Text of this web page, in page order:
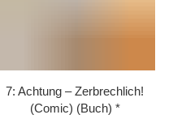
7: Achtung – Zerbrechlich!
(Comic) (Buch)